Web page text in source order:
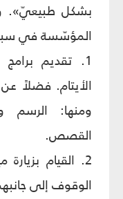
بشكل طبيعيّ».
المؤسّسة في
1. تقديم
الأيتام. فضلاً
ومنها: الرسم
القصص.
2. القيام
الوقوف إلى